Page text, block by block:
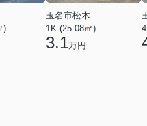
)
玉名市松木
1K (25.08㎡)
3.1万円